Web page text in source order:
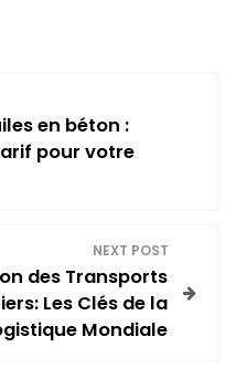
en béton :
pour votre
NEXT POST
des Transports
Les Clés de la
Mondiale